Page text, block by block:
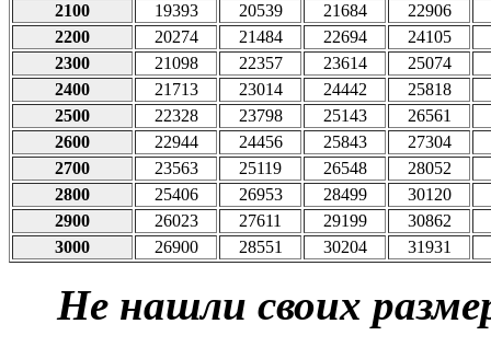
2100
19393 20539 21684
22906
2200
20274 21484 22694
24105
2300
21098 22357 23614
25074
2400
21713 23014 24442
25818
2500
22328 23798 25143
26561
2600
22944 24456 25843
27304
2700
23563 25119 26548
28052
2800
25406 26953 28499
30120
2900
26023 27611 29199
30862
3000
26900 28551 30204 31931
Не нашли своих